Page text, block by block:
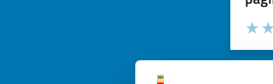
Valuta